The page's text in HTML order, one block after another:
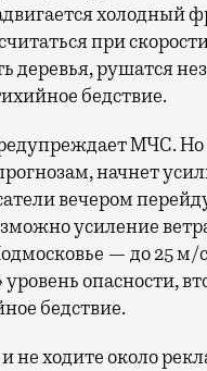
холодный
при
деревья, рушатся
бедствие.
МЧС.
начнет
вечером
усиление
— до 25 м/
опасности,
бедствие.
не ходите около